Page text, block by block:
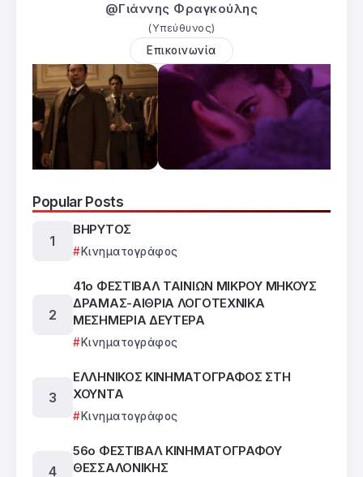
@Γιάννης Φραγκούλης
(Υπεύθυνος)
Επικοινωνία
Popular Posts
ΒΗΡΥΤΟΣ
Κινηματογράφος
41ο ΦΕΣΤΙΒΑΛ ΤΑΙΝΙΩΝ ΜΙΚΡΟΥ ΜΗΚΟΥΣ
ΔΡΑΜΑΣ-ΑΙΘΡΙΑ ΛΟΓΟΤΕΧΝΙΚΑ
ΜΕΣΗΜΕΡΙΑ ΔΕΥΤΕΡΑ
Κινηματογράφος
ΕΛΛΗΝΙΚΟΣ ΚΙΝΗΜΑΤΟΓΡΑΦΟΣ ΣΤΗ
ΧΟΥΝΤΑ
Κινηματογράφος
56ο ΦΕΣΤΙΒΑΛ ΚΙΝΗΜΑΤΟΓΡΑΦΟΥ
ΘΕΣΣΑΛΟΝΙΚΗΣ